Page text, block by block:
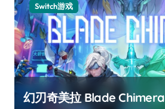
Switch游戏
幻刃奇美拉 Blade Chimera